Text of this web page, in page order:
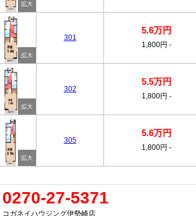
301
5.6万円
1,800円 -
302
5.5万円
1,800円 -
305
5.6万円
1,800円 -
0270-27-5371
コガネイハウジング伊勢崎店